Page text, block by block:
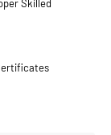
Skilled